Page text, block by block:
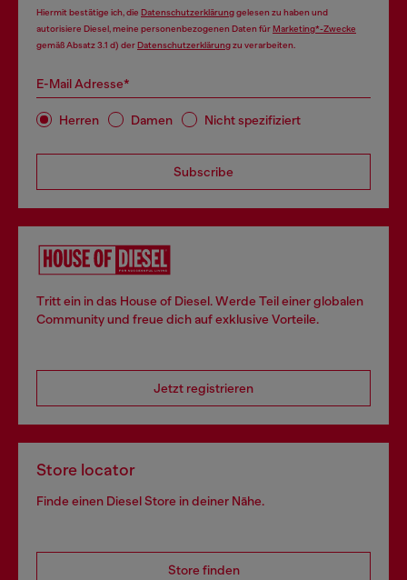
Hiermit bestätige ich, die Datenschutzerklärunggelesen zu haben und
autorisiere Diesel, meine personenbezogenen Daten fürMarketing*-Zwecke
gemäß Absatz 3.1 d) derDatenschutzerklärungzu verarbeiten.
E-Mail Adresse*
Herren Damen Nicht spezifiziert
Subscribe
Tritt ein in das House of Diesel. Werde Teil einer globalen
Community und freue dich auf exklusive Vorteile.
Jetzt registrieren
Store locator
Finde einen Diesel Store in deiner Nähe.
Store finden